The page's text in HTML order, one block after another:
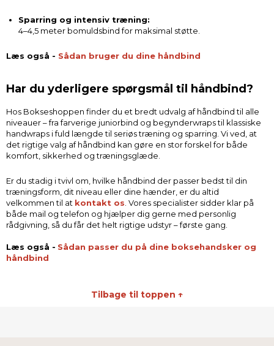
Sparring og intensiv træning:
4–4,5 meter bomuldsbind for maksimal støtte.
Læs også - Sådan bruger du dine håndbind
Har du yderligere spørgsmål til håndbind?
Hos Bokseshoppen finder du et bredt udvalg af håndbind til alle
niveauer – fra farverige juniorbind og begynderwraps til klassiske
handwraps i fuld længde til seriøs træning og sparring. Vi ved, at
det rigtige valg af håndbind kan gøre en stor forskel for både
komfort, sikkerhed og træningsglæde.
Er du stadig i tvivl om, hvilke håndbind der passer bedst til din
træningsform, dit niveau eller dine hænder, er du altid
velkommen til at kontakt os. Vores specialister sidder klar på
både mail og telefon og hjælper dig gerne med personlig
rådgivning, så du får det helt rigtige udstyr – første gang.
Læs også - Sådan passer du på dine boksehandsker og
håndbind
Tilbage til toppen ↑